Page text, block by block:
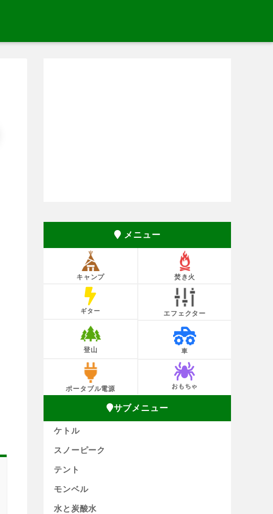
メニュー
キャンプ 焚き火
ギター エフェクター
登山 車
ポータブル電源 おもちゃ
サブメニュー
ケトル
スノーピーク
テント
モンベル
水と炭酸水